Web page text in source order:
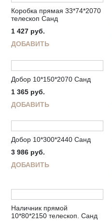
Коробка прямая 33*74*2070
телескоп Санд
1 427 руб.
ДОБАВИТЬ
Добор 10*150*2070 Санд
1 365 руб.
ДОБАВИТЬ
Добор 10*300*2440 Санд
3 986 руб.
ДОБАВИТЬ
Наличник прямой
10*80*2150 телескоп. Санд